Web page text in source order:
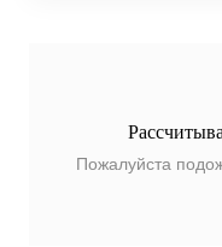
Пожалуйста